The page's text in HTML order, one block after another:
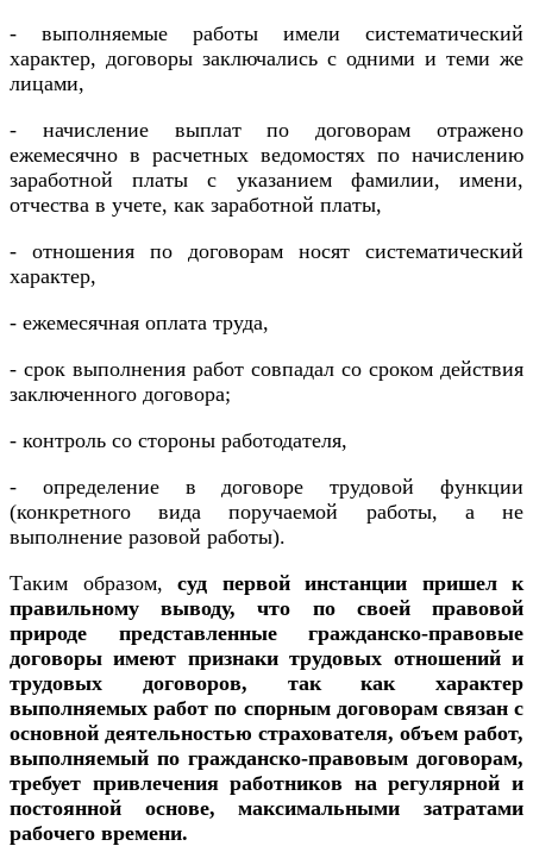
- выполняемые работы имели систематический
характер, договоры заключались с одними и теми же
лицами,
- начисление выплат по договорам отражено
ежемесячно в расчетных ведомостях по начислению
заработной платы с указанием фамилии, имени,
отчества в учете, как заработной платы,
- отношения по договорам носят систематический
характер,
- ежемесячная оплата труда,
- срок выполнения работ совпадал со сроком действия
заключенного договора;
- контроль со стороны работодателя,
- определение в договоре трудовой функции
(конкретного вида поручаемой работы, а не
выполнение разовой работы).
Таким образом, суд первой инстанции пришел к
правильному выводу, что по своей правовой
природе представленные гражданско-правовые
договоры имеют признаки трудовых отношений и
трудовых договоров, так как характер
выполняемых работ по спорным договорам связан с
основной деятельностью страхователя, объем работ,
выполняемый по гражданско-правовым договорам,
требует привлечения работников на регулярной и
постоянной основе, максимальными затратами
рабочего времени.